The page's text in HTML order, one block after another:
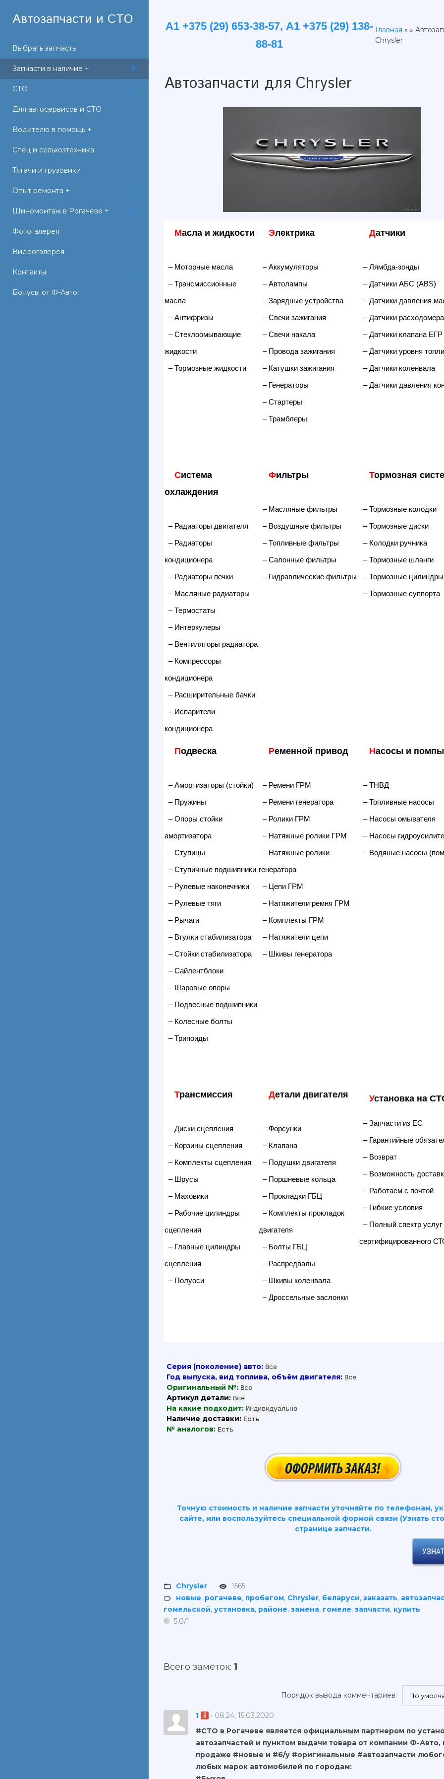
Автозапчасти и СТО
Выбрать запчасть
Запчасти в наличие +
СТО
Для автосервисов и СТО
Водителю в помощь +
Спец и сельхозтехника
Тягачи и грузовики
Опыт ремонта +
Шиномонтаж в Рогачеве +
Фотогалерея
Видеогалерея
Контакты
Бонусы от Ф-Авто
А1 +375 (29) 653-38-57, А1 +375 (29) 138-
88-81
Главная » »
Chrysler
Автозапчасти для Chrysler
Масла и жидкости
– Моторные масла
– Трансмиссионные
масла
– Антифризы
– Стеклоомывающие
жидкости
– Тормозные жидкости
Электрика
– Аккумуляторы
– Автолампы
– Зарядные устройства
– Свечи зажигания
– Свечи накала
– Провода зажигания
– Катушки зажигания
– Генераторы
– Стартеры
– Трамблеры
Датчики
– Лямбда-зонды
– Датчики АБС (ABS)
– Датчики давления
– Датчики
– Датчики клапана
– Датчики уровня
– Датчики коленвала
– Датчики давления
Система
охлаждения
– Радиаторы двигателя
– Радиаторы
кондиционера
– Радиаторы печки
– Масляные радиаторы
– Термостаты
– Интеркулеры
– Вентиляторы радиатора
– Компрессоры
кондиционера
– Расширительные бачки
– Испарители
кондиционера
Фильтры
– Масляные фильтры
– Воздушные фильтры
– Топливные фильтры
– Салонные фильтры
– Гидравлические фильтры
Тормозная
– Тормозные колодки
– Тормозные диски
– Колодки ручника
– Тормозные шланги
– Тормозные цилиндры
– Тормозные суппорта
Подвеска
– Амортизаторы (стойки)
– Пружины
– Опоры стойки
амортизатора
– Ступицы
– Ступичные подшипники
– Рулевые наконечники
– Рулевые тяги
– Рычаги
– Втулки стабилизатора
– Стойки стабилизатора
– Сайлентблоки
– Шаровые опоры
– Подвесные подшипники
– Колесные болты
– Трипоиды
Ременной привод
– Ремени ГРМ
– Ремени генератора
– Ролики ГРМ
– Натяжные ролики ГРМ
– Натяжные ролики
генератора
– Цепи ГРМ
– Натяжители ремня ГРМ
– Комплекты ГРМ
– Натяжители цепи
– Шкивы генератора
Насосы и помпы
– ТНВД
– Топливные насосы
– Насосы омывателя
– Насосы
– Водяные насосы
Трансмиссия
– Диски сцепления
– Корзины сцепления
– Комплекты сцепления
– Шрусы
– Маховики
– Рабочие цилиндры
сцепления
– Главные цилиндры
сцепления
– Полуоси
Детали двигателя
– Форсунки
– Клапана
– Подушки двигателя
– Поршневые кольца
– Прокладки ГБЦ
– Комплекты прокладок
двигателя
– Болты ГБЦ
– Распредвалы
– Шкивы коленвала
– Дроссельные заслонки
Установка на
– Запчасти из ЕС
– Гарантийные
– Возврат
– Возможность
– Работаем с почтой
– Гибкие условия
– Полный спектр услуг
сертифицированного
Серия (поколение) авто: Все
Год выпуска, вид топлива, объём двигателя: Все
Оригинальный №: Все
Артикул детали: Все
На какие подходит: Индивидуально
Наличие доставки: Есть
№ аналогов: Есть
Точную стоимость и наличие запчасти уточняйте по телефонам,
сайте, или воспользуйтесь специальной формой связи (Узнать
странице запчасти.
Chrysler
1565
новые, рогачеве, пробегом, Chrysler, беларуси, заказать,
гомельской, установка, районе, замена, гомеле, запчасти, купить
5.0/1
Всего заметок: 1
Порядок вывода комментариев:
1
• 08:24, 15.03.2020
#СТО в Рогачеве является официальным партнером по
автозапчастей и пунктом выдачи товара от компании Ф-Авто,
продаже #новые и #б/у #оригинальные #автозапчасти
любых марок автомобилей по городам: